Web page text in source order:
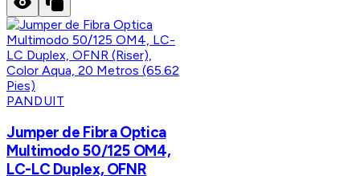
PANDUIT
Jumper de Fibra Optica
Multimodo 50/125 OM4,
LC-LC Duplex, OFNR